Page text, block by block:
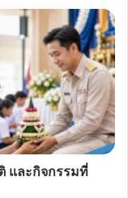
และกิจกรรมที่